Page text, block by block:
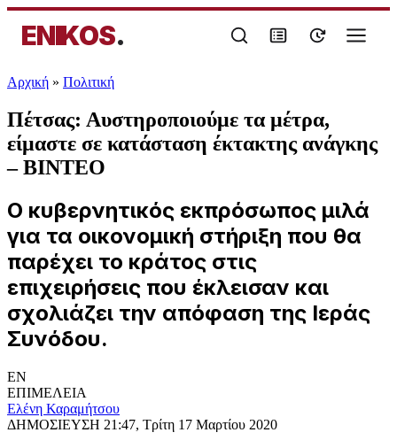
ENIKOS.
Αρχική » Πολιτική
Πέτσας: Αυστηροποιούμε τα μέτρα,
είμαστε σε κατάσταση έκτακτης ανάγκης
– ΒΙΝΤΕΟ
Ο κυβερνητικός εκπρόσωπος μιλά
για τα οικονομική στήριξη που θα
παρέχει το κράτος στις
επιχειρήσεις που έκλεισαν και
σχολιάζει την απόφαση της Ιεράς
Συνόδου.
EN
ΕΠΙΜΕΛΕΙΑ
Ελένη Καραμήτσου
ΔΗΜΟΣΙΕΥΣΗ 21:47, Τρίτη 17 Μαρτίου 2020